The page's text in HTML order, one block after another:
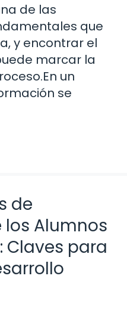
de las
que
y encontrar el
marcar la
un
se
de
los Alumnos
Claves para